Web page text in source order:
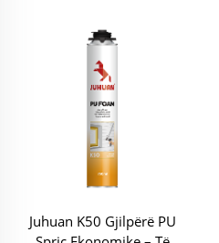
Juhuan K50 Gjilpërë PU